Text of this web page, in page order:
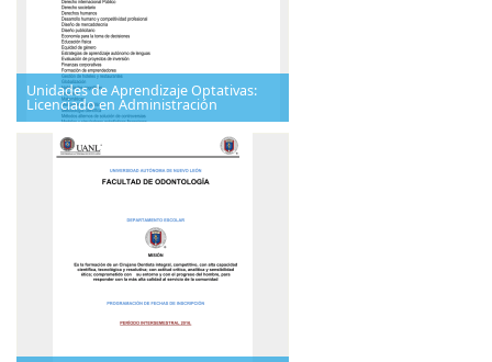
Unidades de Aprendizaje Optativas:
Licenciado en Administración